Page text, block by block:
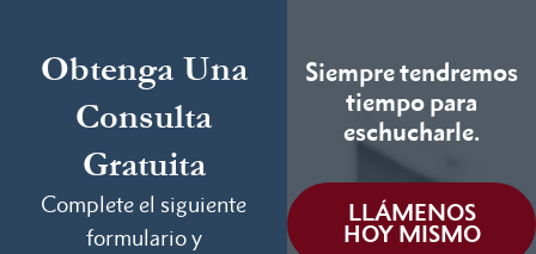
Obtenga Una
Consulta
Gratuita
Complete el siguiente
formulario y
Siempre tendremos
tiempo para
eschucharle.
LLÁMENOS
HOY MISMO